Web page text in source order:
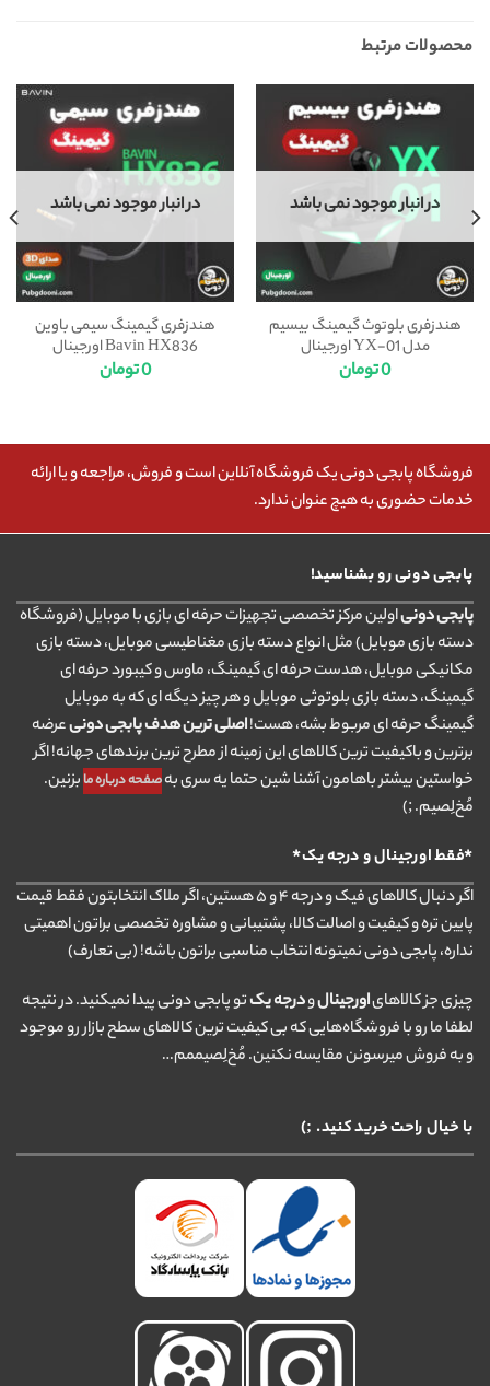
محصولات مرتبط
در انبار موجود نمی باشد
هندزفری بلوتوث گیمینگ بیسیم
مدل YX-01 اورجینال
0تومان
در انبار موجود نمی باشد
هندزفری گیمینگ سیمی باوین
Bavin HX836 اورجینال
0تومان
فروشگاه پابجی دونی یک فروشگاه آنلاین است و فروش، مراجعه و یا ارائه
خدمات حضوری به هیچ عنوان ندارد.
پابجی دونی رو بشناسید!
پابجی دونیاولین مرکز تخصصی تجهیزات حرفه ای بازی با موبایل (فروشگاه
دسته بازی موبایل) مثل انواع دسته بازی مغناطیسی موبایل، دسته بازی
مکانیکی موبایل، هدست حرفه ای گیمینگ، ماوس و کیبورد حرفه ای
گیمینگ، دسته بازی بلوتوثی موبایل و هر چیز دیگه ای که به موبایل
گیمینگ حرفه ای مربوط بشه، هست!اصلی ترین هدف پابجی دونیعرضه
برترین و باکیفیت ترین کالاهای این زمینه از مطرح ترین برندهای جهانه! اگر
خواستین بیشتر باهامون آشنا شین حتما یه سری بهصفحه درباره ما بزنین.
مُخ‌لِصیم. ;)
*فقط اورجینال و درجه یک*
اگر دنبال کالاهای فیک و درجه ۴ و ۵ هستین، اگر ملاک انتخابتون فقط قیمت
پایین تره و کیفیت و اصالت کالا، پشتیبانی و مشاوره تخصصی براتون اهمیتی
نداره، پابجی دونی نمیتونه انتخاب مناسبی براتون باشه! (بی تعارف)
چیزی جز کالاهایاورجینالودرجه یکتو پابجی دونی پیدا نمیکنید. در نتیجه
لطفا ما رو با فروشگاه‌هایی که بی کیفیت ترین کالاهای سطح بازار رو موجود
و به فروش میرسونن مقایسه نکنین. مُخ‌لِصیممم…
با خیال راحت خرید کنید. ;)